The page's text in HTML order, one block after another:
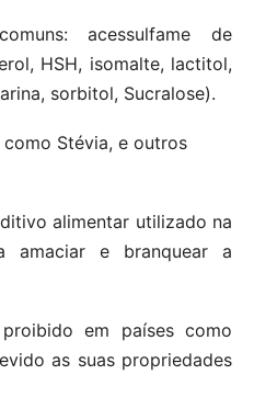
acessulfame de
HSH, isomalte, lactitol,
sorbitol, Sucralose).
Stévia, e outros
alimentar utilizado na
amaciar e branquear a
em países como
as suas propriedades